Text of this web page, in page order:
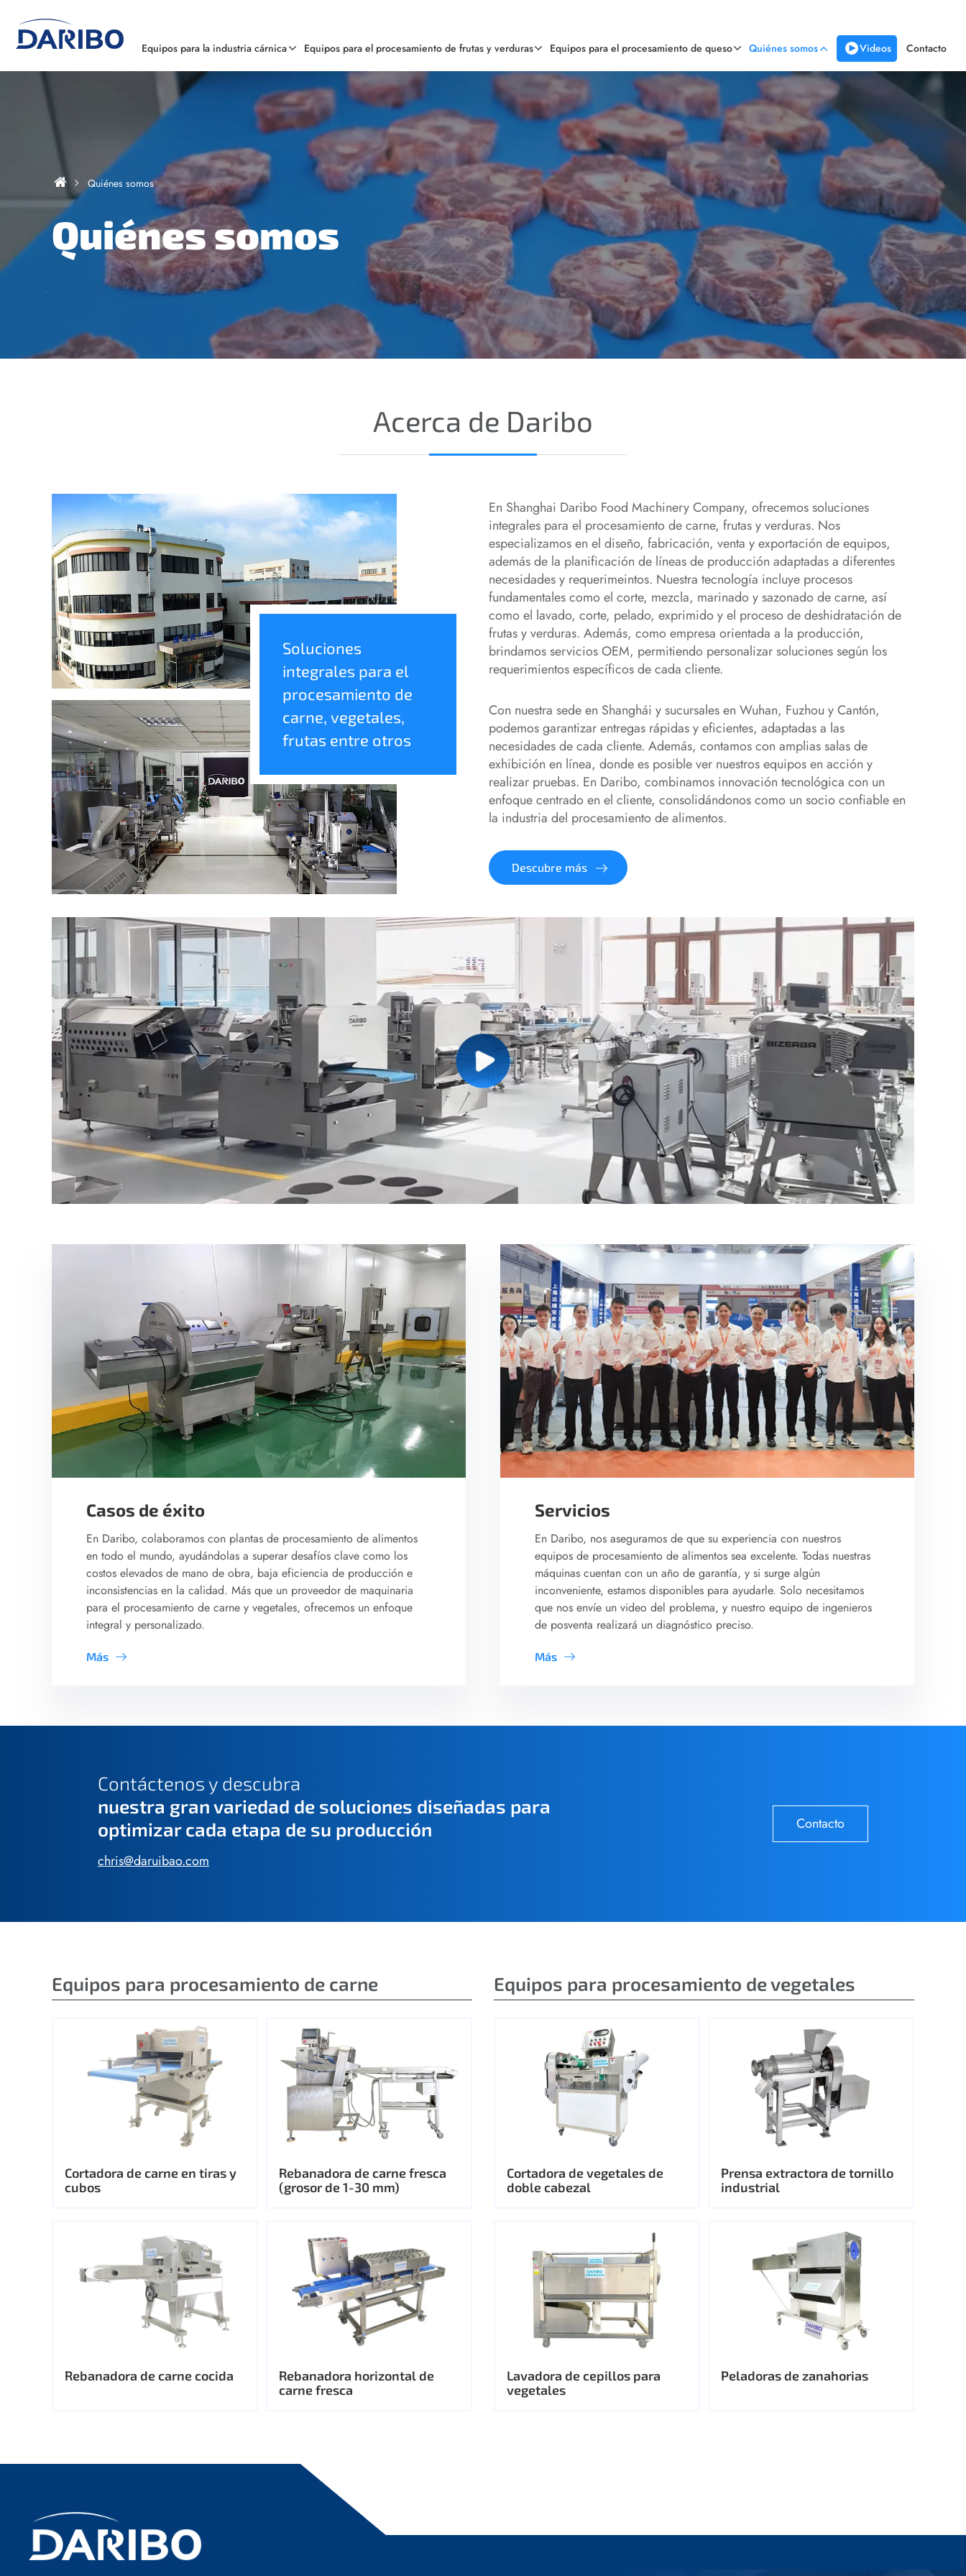
Equipos para la industria cárnica Equipos para el procesamiento de frutas y verduras Equipos para el procesamiento de queso Quiénes somos Videos Contacto
Quiénes somos
Quiénes somos
Acerca de Daribo
Soluciones
integrales para el
procesamiento de
carne, vegetales,
frutas entre otros
En Shanghai Daribo Food Machinery Company, ofrecemos soluciones
integrales para el procesamiento de carne, frutas y verduras. Nos
especializamos en el diseño, fabricación, venta y exportación de equipos,
además de la planificación de líneas de producción adaptadas a diferentes
necesidades y requerimeintos. Nuestra tecnología incluye procesos
fundamentales como el corte, mezcla, marinado y sazonado de carne, así
como el lavado, corte, pelado, exprimido y el proceso de deshidratación de
frutas y verduras. Además, como empresa orientada a la producción,
brindamos servicios OEM, permitiendo personalizar soluciones según los
requerimientos específicos de cada cliente.
Con nuestra sede en Shanghái y sucursales en Wuhan, Fuzhou y Cantón,
podemos garantizar entregas rápidas y eficientes, adaptadas a las
necesidades de cada cliente. Además, contamos con amplias salas de
exhibición en línea, donde es posible ver nuestros equipos en acción y
realizar pruebas. En Daribo, combinamos innovación tecnológica con un
enfoque centrado en el cliente, consolidándonos como un socio confiable en
la industria del procesamiento de alimentos.
Descubre más
Casos de éxito
En Daribo, colaboramos con plantas de procesamiento de alimentos
en todo el mundo, ayudándolas a superar desafíos clave como los
costos elevados de mano de obra, baja eficiencia de producción e
inconsistencias en la calidad. Más que un proveedor de maquinaria
para el procesamiento de carne y vegetales, ofrecemos un enfoque
integral y personalizado.
Más
Servicios
En Daribo, nos aseguramos de que su experiencia con nuestros
equipos de procesamiento de alimentos sea excelente. Todas nuestras
máquinas cuentan con un año de garantía, y si surge algún
inconveniente, estamos disponibles para ayudarle. Solo necesitamos
que nos envíe un video del problema, y nuestro equipo de ingenieros
de posventa realizará un diagnóstico preciso.
Más
Contáctenos y descubra
nuestra gran variedad de soluciones diseñadas para
optimizar cada etapa de su producción
chris@daruibao.com
Contacto
Equipos para procesamiento de carne
Cortadora de carne en tiras y
cubos
Rebanadora de carne fresca
(grosor de 1-30 mm)
Rebanadora de carne cocida
Rebanadora horizontal de
carne fresca
Equipos para procesamiento de vegetales
Cortadora de vegetales de
doble cabezal
Prensa extractora de tornillo
industrial
Lavadora de cepillos para
vegetales
Peladoras de zanahorias